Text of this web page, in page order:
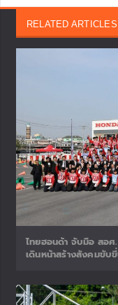
RELATED ARTICLES
ไทยฮอนด้า จับมือ สอ
เดินหน้าสร้างสังคมขับ